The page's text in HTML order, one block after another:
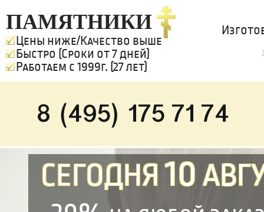
ПАМЯТНИКИ
Цены ниже/Качество выше
Быстро (Сроки от 7 дней)
Работаем с 1999г. (27 лет)
8 (495) 175 71 74
СЕГОДНЯ10